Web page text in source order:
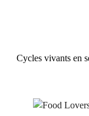
Cycles vivants en